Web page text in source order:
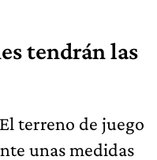
tendrán las
El terreno de juego
unas medidas